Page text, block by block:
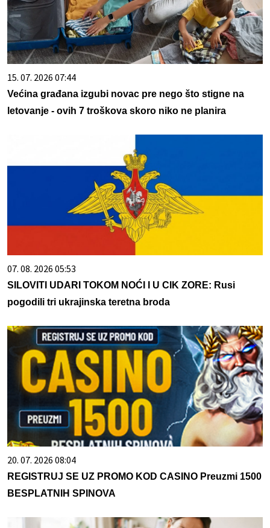
15. 07. 2026 07:44
Većina građana izgubi novac pre nego što stigne na
letovanje - ovih 7 troškova skoro niko ne planira
07. 08. 2026 05:53
SILOVITI UDARI TOKOM NOĆI I U CIK ZORE: Rusi
pogodili tri ukrajinska teretna broda
20. 07. 2026 08:04
REGISTRUJ SE UZ PROMO KOD CASINO Preuzmi 1500
BESPLATNIH SPINOVA